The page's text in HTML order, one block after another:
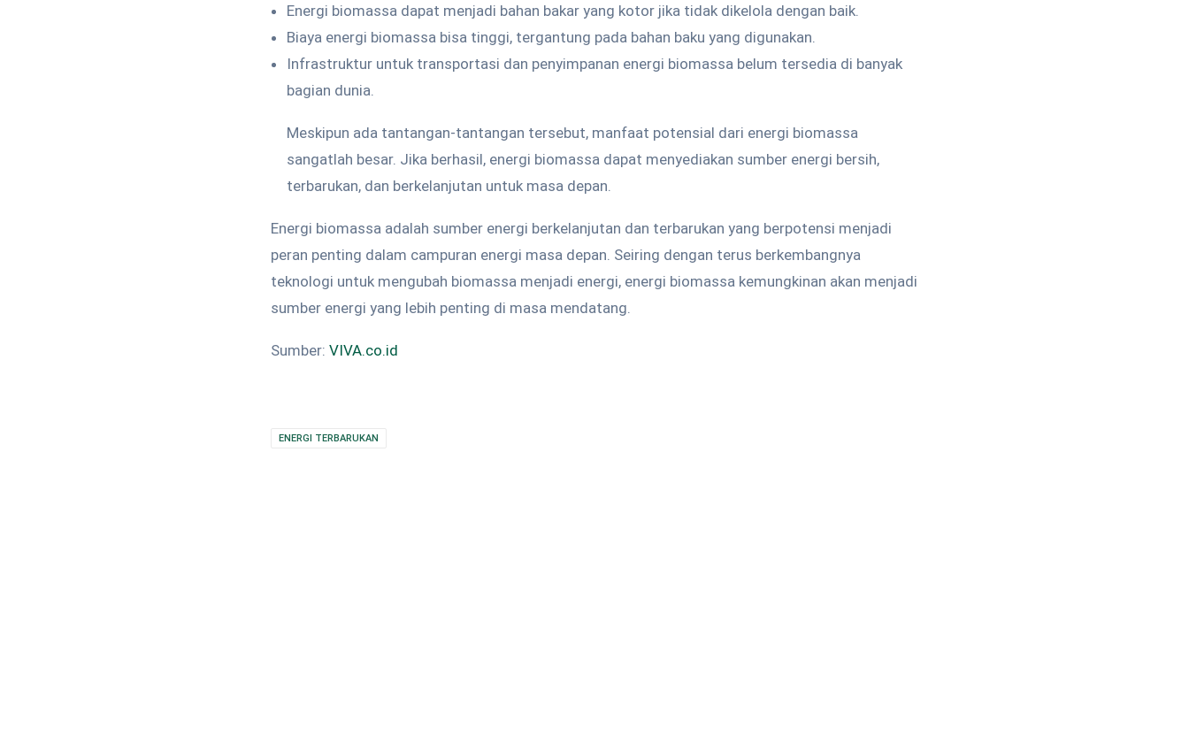
Energi biomassa dapat menjadi bahan bakar yang kotor jika tidak dikelola dengan baik.
Biaya energi biomassa bisa tinggi, tergantung pada bahan baku yang digunakan.
Infrastruktur untuk transportasi dan penyimpanan energi biomassa belum tersedia di banyak
bagian dunia.
Meskipun ada tantangan-tantangan tersebut, manfaat potensial dari energi biomassa
sangatlah besar. Jika berhasil, energi biomassa dapat menyediakan sumber energi bersih,
terbarukan, dan berkelanjutan untuk masa depan.
Energi biomassa adalah sumber energi berkelanjutan dan terbarukan yang berpotensi menjadi
peran penting dalam campuran energi masa depan. Seiring dengan terus berkembangnya
teknologi untuk mengubah biomassa menjadi energi, energi biomassa kemungkinan akan menjadi
sumber energi yang lebih penting di masa mendatang.
Sumber: VIVA.co.id
ENERGI TERBARUKAN